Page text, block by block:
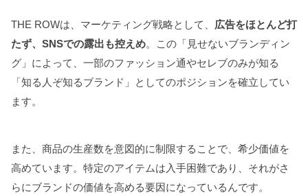
THE ROWは、マーケティング戦略として、 広告をほとんど打
たず、SNSでの露出も控えめ。この「見せないブランディン
グ」によって、一部のファッション通やセレブのみが知る
「知る人ぞ知るブランド」としてのポジションを確立してい
ます。
また、商品の生産数を意図的に制限することで、希少価値を
高めています。特定のアイテムは入手困難であり、それがさ
らにブランドの価値を高める要因になっているんです。